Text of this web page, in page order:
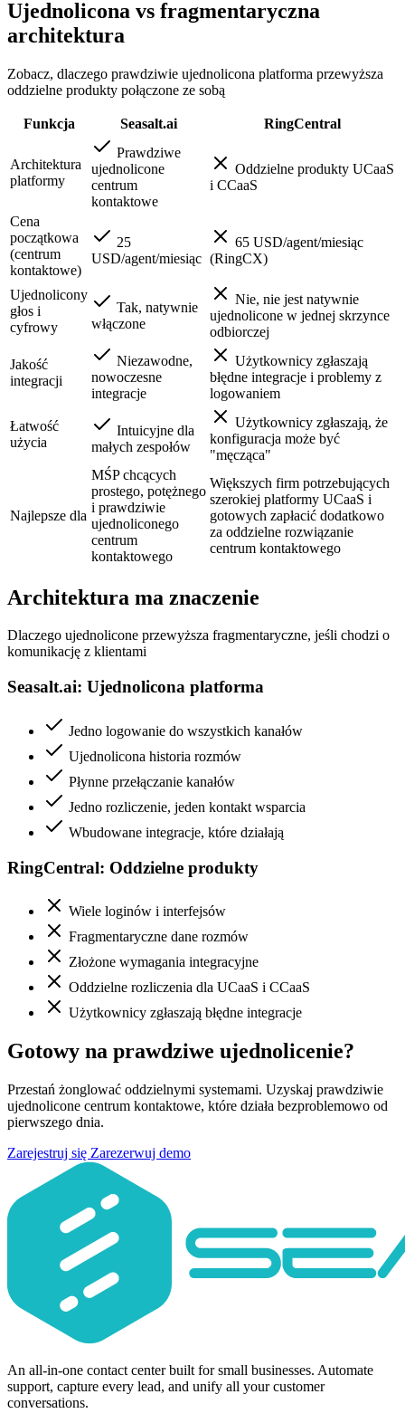
Ujednolicona vs fragmentaryczna
architektura
Zobacz, dlaczego prawdziwie ujednolicona platforma przewyższa
oddzielne produkty połączone ze sobą
Funkcja Seasalt.ai RingCentral
Architektura
platformy
Prawdziwe
ujednolicone
centrum
kontaktowe
Oddzielne produkty UCaaS
i CCaaS
Cena
początkowa
(centrum
kontaktowe)
25
USD/agent/miesiąc
65 USD/agent/miesiąc
(RingCX)
Ujednolicony
głos i
cyfrowy
Tak, natywnie
włączone
Nie, nie jest natywnie
ujednolicone w jednej skrzynce
odbiorczej
Jakość
integracji
Niezawodne,
nowoczesne
integracje
Użytkownicy zgłaszają
błędne integracje i problemy z
logowaniem
Łatwość
użycia
Intuicyjne dla
małych zespołów
Użytkownicy zgłaszają, że
konfiguracja może być
"męcząca"
Najlepsze dla
MŚP chcących
prostego, potężnego
i prawdziwie
ujednoliconego
centrum
kontaktowego
Większych firm potrzebujących
szerokiej platformy UCaaS i
gotowych zapłacić dodatkowo
za oddzielne rozwiązanie
centrum kontaktowego
Architektura ma znaczenie
Dlaczego ujednolicone przewyższa fragmentaryczne, jeśli chodzi o
komunikację z klientami
Seasalt.ai: Ujednolicona platforma
Jedno logowanie do wszystkich kanałów
Ujednolicona historia rozmów
Płynne przełączanie kanałów
Jedno rozliczenie, jeden kontakt wsparcia
Wbudowane integracje, które działają
RingCentral: Oddzielne produkty
Wiele loginów i interfejsów
Fragmentaryczne dane rozmów
Złożone wymagania integracyjne
Oddzielne rozliczenia dla UCaaS i CCaaS
Użytkownicy zgłaszają błędne integracje
Gotowy na prawdziwe ujednolicenie?
Przestań żonglować oddzielnymi systemami. Uzyskaj prawdziwie
ujednolicone centrum kontaktowe, które działa bezproblemowo od
pierwszego dnia.
Zarejestruj się Zarezerwuj demo
An all-in-one contact center built for small businesses. Automate
support, capture every lead, and unify all your customer
conversations.